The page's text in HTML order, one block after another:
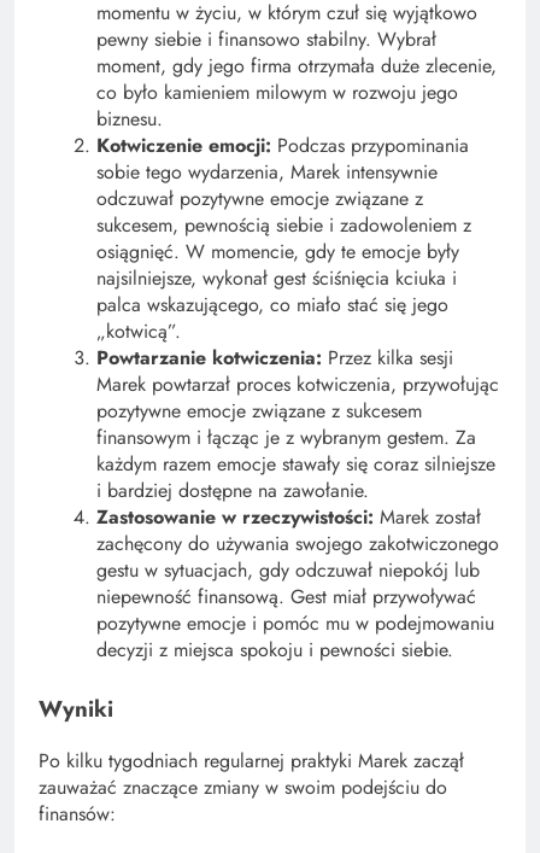
momentu w życiu, w którym czuł się wyjątkowo
pewny siebie i finansowo stabilny. Wybrał
moment, gdy jego firma otrzymała duże zlecenie,
co było kamieniem milowym w rozwoju jego
biznesu.
Kotwiczenie emocji: Podczas przypominania
sobie tego wydarzenia, Marek intensywnie
odczuwał pozytywne emocje związane z
sukcesem, pewnością siebie i zadowoleniem z
osiągnięć. W momencie, gdy te emocje były
najsilniejsze, wykonał gest ściśnięcia kciuka i
palca wskazującego, co miało stać się jego
„kotwicą”.
Powtarzanie kotwiczenia: Przez kilka sesji
Marek powtarzał proces kotwiczenia, przywołując
pozytywne emocje związane z sukcesem
finansowym i łącząc je z wybranym gestem. Za
każdym razem emocje stawały się coraz silniejsze
i bardziej dostępne na zawołanie.
Zastosowanie w rzeczywistości: Marek został
zachęcony do używania swojego zakotwiczonego
gestu w sytuacjach, gdy odczuwał niepokój lub
niepewność finansową. Gest miał przywoływać
pozytywne emocje i pomóc mu w podejmowaniu
decyzji z miejsca spokoju i pewności siebie.
Wyniki
Po kilku tygodniach regularnej praktyki Marek zaczął
zauważać znaczące zmiany w swoim podejściu do
finansów: